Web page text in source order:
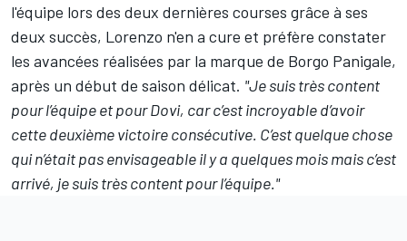
l'équipe lors des deux dernières courses grâce à ses
deux succès, Lorenzo n'en a cure et préfère constater
les avancées réalisées par la marque de Borgo Panigale,
après un début de saison délicat. "Je suis très content
pour l’équipe et pour Dovi, car c’est incroyable d’avoir
cette deuxième victoire consécutive. C’est quelque chose
qui n’était pas envisageable il y a quelques mois mais c’est
arrivé, je suis très content pour l’équipe."